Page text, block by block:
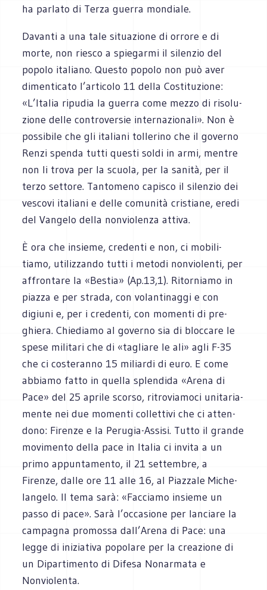
ha par­lato di Terza guerra mondiale.
Davanti a una tale situa­zione di orrore e di
morte, non rie­sco a spie­garmi il silen­zio del
popolo ita­liano. Que­sto popolo non può aver
dimen­ti­cato l’articolo 11 della Costi­tu­zione:
«L’Italia ripu­dia la guerra come mezzo di riso­lu­
zione delle con­tro­ver­sie inter­na­zio­nali». Non è
pos­si­bile che gli ita­liani tol­le­rino che il governo
Renzi spenda tutti que­sti soldi in armi, men­tre
non li trova per la scuola, per la sanità, per il
terzo set­tore. Tan­to­meno capi­sco il silen­zio dei
vescovi ita­liani e delle comu­nità cri­stiane, eredi
del Van­gelo della non­vio­lenza attiva.
È ora che insieme, cre­denti e non, ci mobi­li­
tiamo, uti­liz­zando tutti i metodi non­vio­lenti, per
affron­tare la «Bestia» (Ap.13,1). Ritor­niamo in
piazza e per strada, con volan­ti­naggi e con
digiuni e, per i cre­denti, con momenti di pre­
ghiera. Chie­diamo al governo sia di bloc­care le
spese mili­tari che di «tagliare le ali» agli F-35
che ci coste­ranno 15 miliardi di euro. E come
abbiamo fatto in quella splen­dida «Arena di
Pace» del 25 aprile scorso, ritro­via­moci uni­ta­ria­
mente nei due momenti col­let­tivi che ci atten­
dono: Firenze e la Perugia-Assisi. Tutto il grande
movi­mento della pace in Ita­lia ci invita a un
primo appun­ta­mento, il 21 set­tem­bre, a
Firenze, dalle ore 11 alle 16, al Piaz­zale Miche­
lan­gelo. Il tema sarà: «Fac­ciamo insieme un
passo di pace». Sarà l’occasione per lan­ciare la
cam­pa­gna pro­mossa dall’Arena di Pace: una
legge di ini­zia­tiva popo­lare per la crea­zione di
un Dipar­ti­mento di Difesa Nonar­mata e
Nonviolenta.